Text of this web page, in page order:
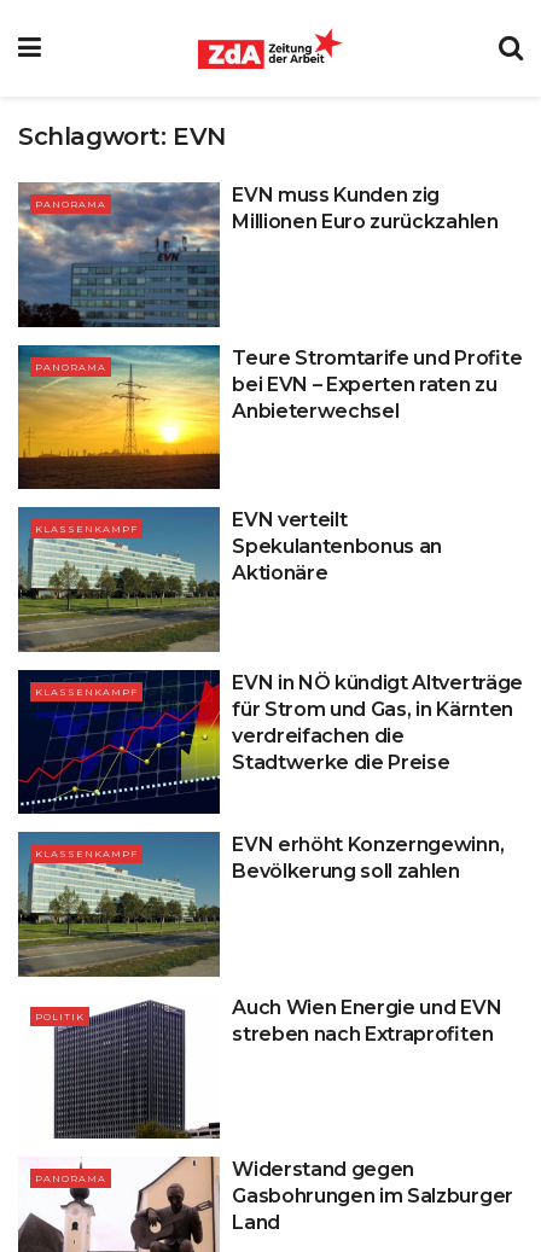
Schlagwort: EVN
PANORAMA
EVN muss Kunden zig
Millionen Euro zurückzahlen
PANORAMA
Teure Stromtarife und Profite
bei EVN – Experten raten zu
Anbieterwechsel
KLASSENKAMPF
EVN verteilt
Spekulantenbonus an
Aktionäre
KLASSENKAMPF
EVN in NÖ kündigt Altverträge
für Strom und Gas, in Kärnten
verdreifachen die
Stadtwerke die Preise
KLASSENKAMPF
EVN erhöht Konzerngewinn,
Bevölkerung soll zahlen
POLITIK
Auch Wien Energie und EVN
streben nach Extraprofiten
PANORAMA
Widerstand gegen
Gasbohrungen im Salzburger
Land